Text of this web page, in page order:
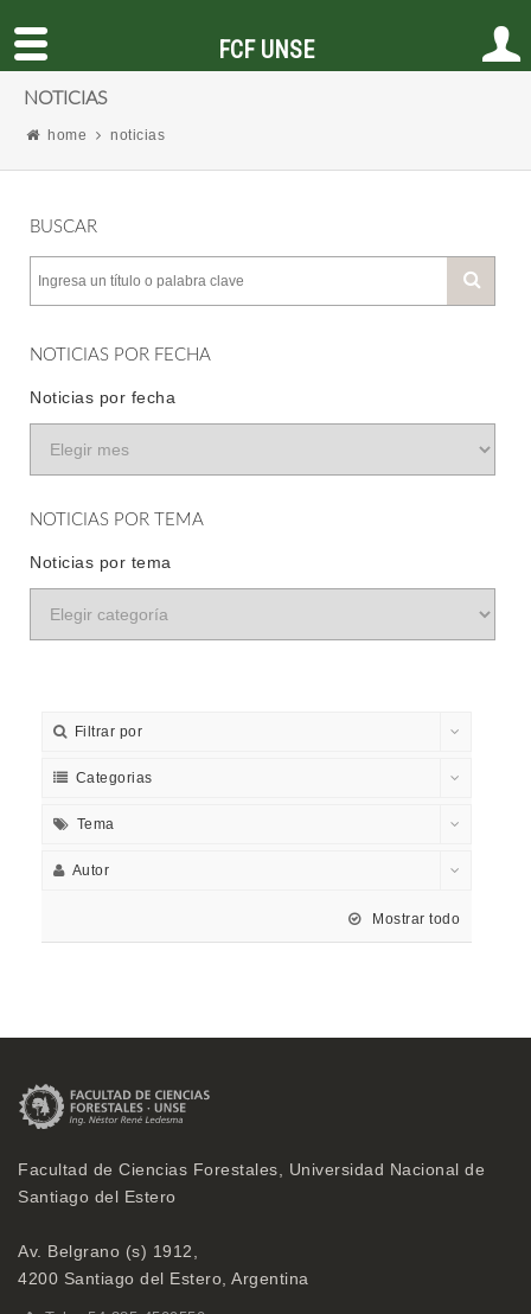
NOTICIAS
home noticias
BUSCAR
NOTICIAS POR FECHA
Noticias por fecha
NOTICIAS POR TEMA
Noticias por tema
Filtrar por
Categorias
Tema
Autor
Mostrar todo
Facultad de Ciencias Forestales, Universidad Nacional de
Santiago del Estero
Av. Belgrano (s) 1912,
4200 Santiago del Estero, Argentina
FCF UNSE